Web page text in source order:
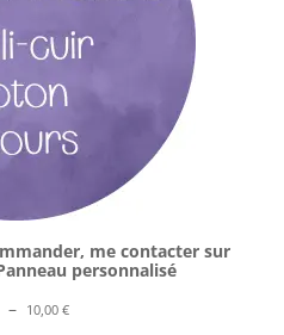
me contacter sur
personnalisé
– 10,00€Plage